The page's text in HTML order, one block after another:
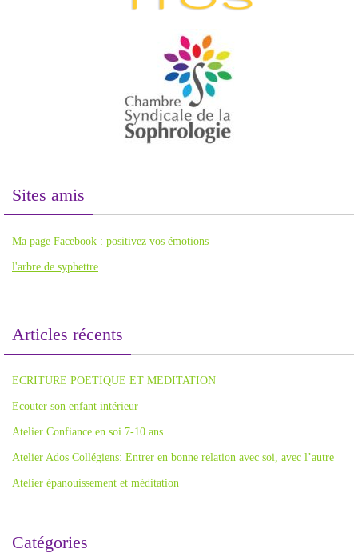
Sites amis
Ma page Facebook : positivez vos émotions
l'arbre de syphettre
Articles récents
ECRITURE POETIQUE ET MEDITATION
Ecouter son enfant intérieur
Atelier Confiance en soi 7-10 ans
Atelier Ados Collégiens: Entrer en bonne relation avec soi, avec l’autre
Atelier épanouissement et méditation
Catégories